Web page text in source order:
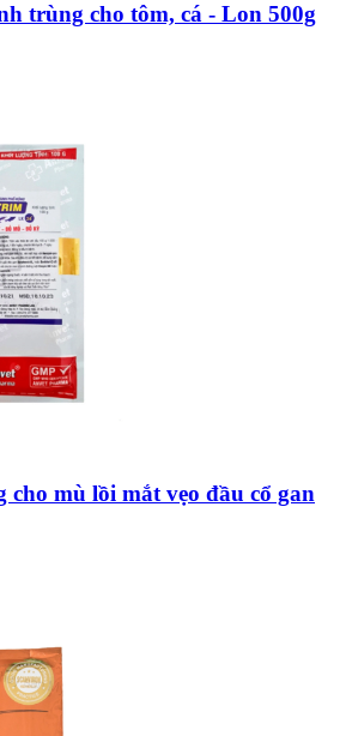
trùng cho tôm, cá - Lon 500g
mù lồi mắt vẹo đầu cổ gan